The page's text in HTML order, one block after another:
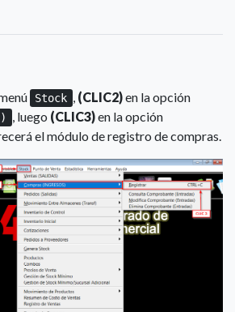
Stock , (CLIC2)en la opción
, luego (CLIC3)en la opción
el módulo de registro de compras.